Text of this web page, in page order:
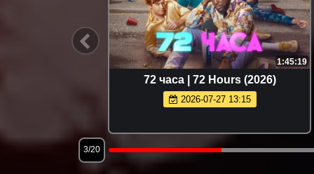
1:45:19
72 часа | 72 Hours (2026)
2026-07-27 13:15
3/20